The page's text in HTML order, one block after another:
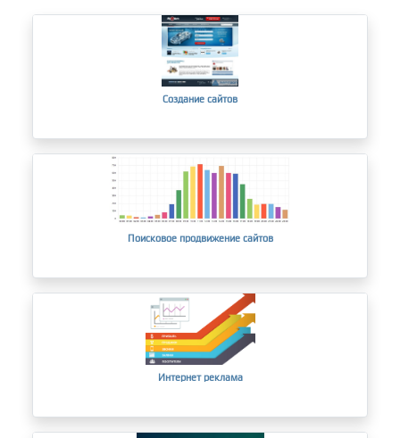
Создание сайтов
Поисковое продвижение сайтов
Интернет реклама